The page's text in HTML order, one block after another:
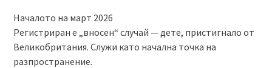
Началото на март 2026
Регистриран е „вносен“ случай — дете, пристигнало от
Великобритания. Служи като начална точка на
разпространение.